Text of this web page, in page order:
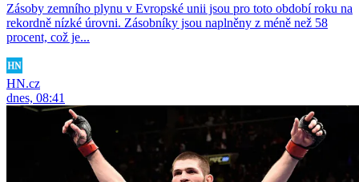
Zásoby zemního plynu v Evropské unii jsou pro toto období roku na
rekordně nízké úrovni. Zásobníky jsou naplněny z méně než 58
procent, což je...
HN.cz
dnes, 08:41